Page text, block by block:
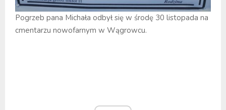
Pogrzeb pana Michała odbył się w środę 30 listopada na
cmentarzu nowofarnym w Wągrowcu.